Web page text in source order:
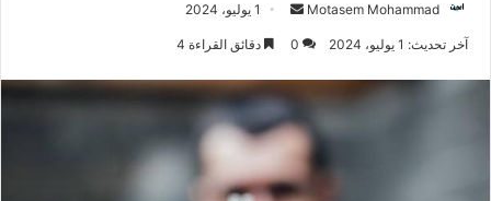
Motasem Mohammad 1 يوليو، 2024
آخر تحديث: 1 يوليو، 2024 0 دقائق القراءة 4